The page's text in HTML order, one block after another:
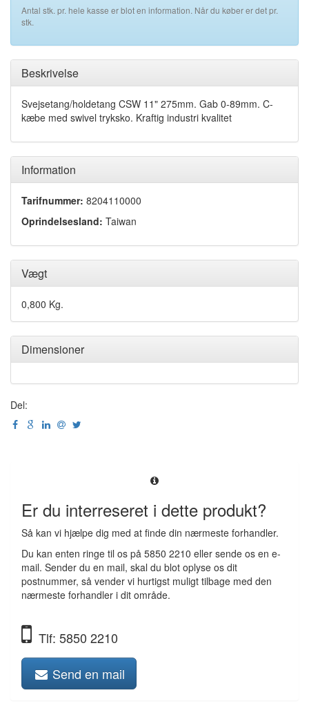
Antal stk. pr. hele kasse er blot en information. Når du køber er det pr.
stk.
Beskrivelse
Svejsetang/holdetang CSW 11" 275mm. Gab 0-89mm. C-
kæbe med swivel tryksko. Kraftig industri kvalitet
Information
Tarifnummer: 8204110000
Oprindelsesland: Taiwan
Vægt
0,800 Kg.
Dimensioner
Del:
Er du interreseret i dette produkt?
Så kan vi hjælpe dig med at finde din nærmeste forhandler.
Du kan enten ringe til os på 5850 2210 eller sende os en e-
mail. Sender du en mail, skal du blot oplyse os dit
postnummer, så vender vi hurtigst muligt tilbage med den
nærmeste forhandler i dit område.
Tlf: 5850 2210
Send en mail